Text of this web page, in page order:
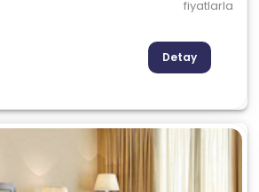
fiyatlarla
Detay